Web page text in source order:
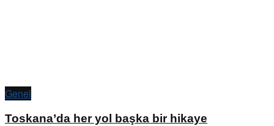
Genel
Toskana’da her yol başka bir hikaye